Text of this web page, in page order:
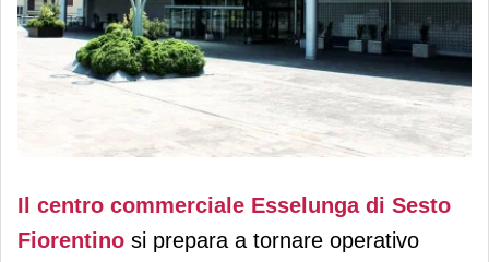
In aprile riapre Esselunga Sesto
Il centro commerciale Esselunga di Sesto
Fiorentino si prepara a tornare operativo